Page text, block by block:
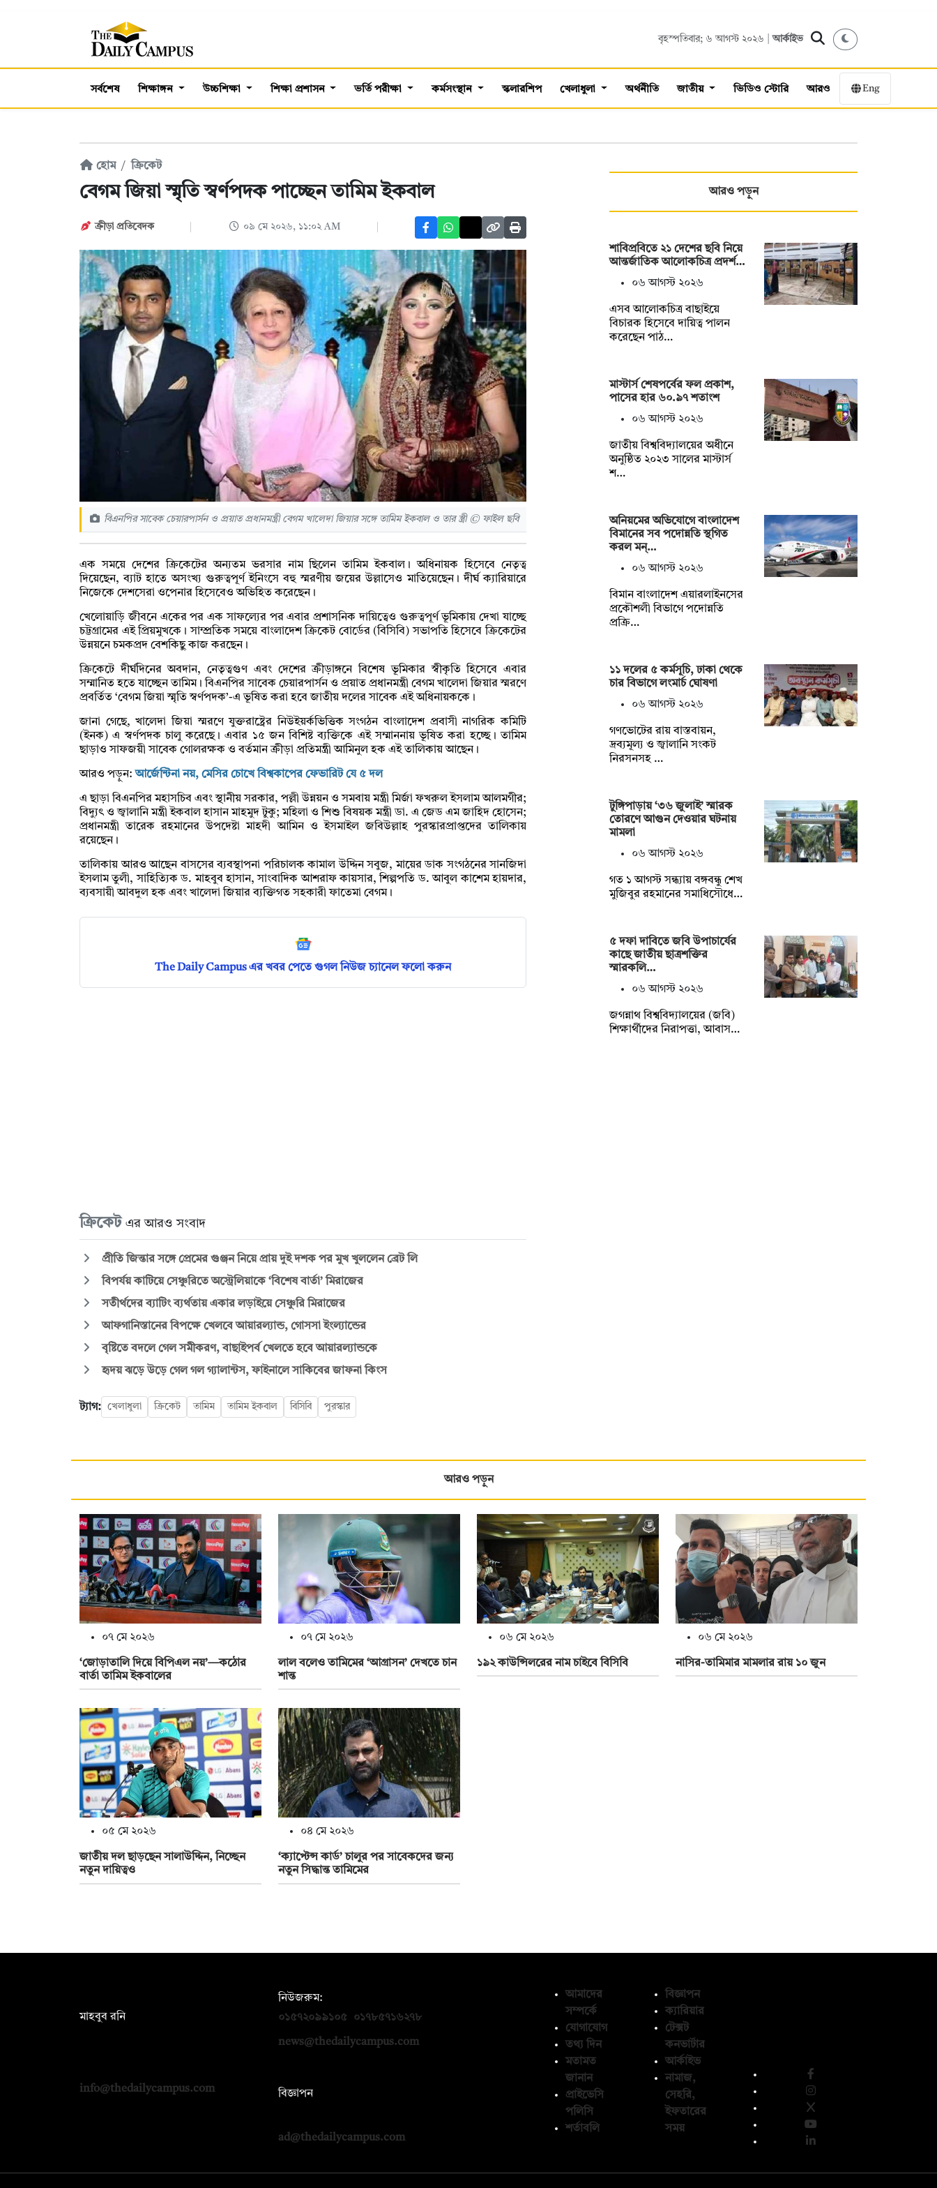
বৃহস্পতিবার; ৬ আগস্ট ২০২৬ |আর্কাইভ
সর্বশেষ শিক্ষাঙ্গন উচ্চশিক্ষা শিক্ষা প্রশাসন ভর্তি পরীক্ষা কর্মসংস্থান স্কলারশিপ খেলাধুলা অর্থনীতি জাতীয় ভিডিও স্টোরি আরও Eng
হোম ক্রিকেট
বেগম জিয়া স্মৃতি স্বর্ণপদক পাচ্ছেন তামিম ইকবাল
ক্রীড়া প্রতিবেদক ০৯ মে ২০২৬, ১১:০২ AM
বিএনপির সাবেক চেয়ারপার্সন ও প্রয়াত প্রধানমন্ত্রী বেগম খালেদা জিয়ার সঙ্গে তামিম ইকবাল ও তার স্ত্রী © ফাইল ছবি
এক সময়ে দেশের ক্রিকেটের অন্যতম ভরসার নাম ছিলেন তামিম ইকবাল। অধিনায়ক হিসেবে নেতৃত্ব
দিয়েছেন, ব্যাট হাতে অসংখ্য গুরুত্বপূর্ণ ইনিংসে বহু স্মরণীয় জয়ের উল্লাসেও মাতিয়েছেন। দীর্ঘ ক্যারিয়ারে
নিজেকে দেশসেরা ওপেনার হিসেবেও অভিহিত করেছেন।
খেলোয়াড়ি জীবনে একের পর এক সাফল্যের পর এবার প্রশাসনিক দায়িত্বেও গুরুত্বপূর্ণ ভূমিকায় দেখা যাচ্ছে
চট্টগ্রামের এই প্রিয়মুখকে। সাম্প্রতিক সময়ে বাংলাদেশ ক্রিকেট বোর্ডের (বিসিবি) সভাপতি হিসেবে ক্রিকেটের
উন্নয়নে চমকপ্রদ বেশকিছু কাজ করছেন।
ক্রিকেটে দীর্ঘদিনের অবদান, নেতৃত্বগুণ এবং দেশের ক্রীড়াঙ্গনে বিশেষ ভূমিকার স্বীকৃতি হিসেবে এবার
সম্মানিত হতে যাচ্ছেন তামিম। বিএনপির সাবেক চেয়ারপার্সন ও প্রয়াত প্রধানমন্ত্রী বেগম খালেদা জিয়ার স্মরণে
প্রবর্তিত ‘বেগম জিয়া স্মৃতি স্বর্ণপদক’-এ ভূষিত করা হবে জাতীয় দলের সাবেক এই অধিনায়ককে।
জানা গেছে, খালেদা জিয়া স্মরণে যুক্তরাষ্ট্রের নিউইয়র্কভিত্তিক সংগঠন বাংলাদেশ প্রবাসী নাগরিক কমিটি
(ইনক) এ স্বর্ণপদক চালু করেছে। এবার ১৫ জন বিশিষ্ট ব্যক্তিকে এই সম্মাননায় ভূষিত করা হচ্ছে। তামিম
ছাড়াও সাফজয়ী সাবেক গোলরক্ষক ও বর্তমান ক্রীড়া প্রতিমন্ত্রী আমিনুল হক এই তালিকায় আছেন।
আরও পড়ুন:আর্জেন্টিনা নয়, মেসির চোখে বিশ্বকাপের ফেভারিট যে ৫ দল
এ ছাড়া বিএনপির মহাসচিব এবং স্থানীয় সরকার, পল্লী উন্নয়ন ও সমবায় মন্ত্রী মির্জা ফখরুল ইসলাম আলমগীর;
বিদ্যুৎ ও জ্বালানি মন্ত্রী ইকবাল হাসান মাহমুদ টুকু; মহিলা ও শিশু বিষয়ক মন্ত্রী ডা. এ জেড এম জাহিদ হোসেন;
প্রধানমন্ত্রী তারেক রহমানের উপদেষ্টা মাহদী আমিন ও ইসমাইল জবিউল্লাহ পুরস্কারপ্রাপ্তদের তালিকায়
রয়েছেন।
তালিকায় আরও আছেন বাসসের ব্যবস্থাপনা পরিচালক কামাল উদ্দিন সবুজ, মায়ের ডাক সংগঠনের সানজিদা
ইসলাম তুলী, সাহিত্যিক ড. মাহবুব হাসান, সাংবাদিক আশরাফ কায়সার, শিল্পপতি ড. আবুল কাশেম হায়দার,
ব্যবসায়ী আবদুল হক এবং খালেদা জিয়ার ব্যক্তিগত সহকারী ফাতেমা বেগম।
The Daily Campus এর খবর পেতে গুগল নিউজ চ্যানেল ফলো করুন
ক্রিকেট এর আরও সংবাদ
প্রীতি জিন্তার সঙ্গে প্রেমের গুঞ্জন নিয়ে প্রায় দুই দশক পর মুখ খুললেন ব্রেট লি
বিপর্যয় কাটিয়ে সেঞ্চুরিতে অস্ট্রেলিয়াকে ‘বিশেষ বার্তা’ মিরাজের
সতীর্থদের ব্যাটিং ব্যর্থতায় একার লড়াইয়ে সেঞ্চুরি মিরাজের
আফগানিস্তানের বিপক্ষে খেলবে আয়ারল্যান্ড, গোসসা ইংল্যান্ডের
বৃষ্টিতে বদলে গেল সমীকরণ, বাছাইপর্ব খেলতে হবে আয়ারল্যান্ডকে
হৃদয় ঝড়ে উড়ে গেল গল গ্যালান্টস, ফাইনালে সাকিবের জাফনা কিংস
ট্যাগ: খেলাধুলা ক্রিকেট তামিম তামিম ইকবাল বিসিবি পুরস্কার
আরও পড়ুন
শাবিপ্রবিতে ২১ দেশের ছবি নিয়ে
আন্তর্জাতিক আলোকচিত্র প্রদর্শ…
০৬ আগস্ট ২০২৬
এসব আলোকচিত্র বাছাইয়ে
বিচারক হিসেবে দায়িত্ব পালন
করেছেন পাঠ…
মাস্টার্স শেষপর্বের ফল প্রকাশ,
পাসের হার ৬০.৯৭ শতাংশ
০৬ আগস্ট ২০২৬
জাতীয় বিশ্ববিদ্যালয়ের অধীনে
অনুষ্ঠিত ২০২৩ সালের মাস্টার্স
শ…
অনিয়মের অভিযোগে বাংলাদেশ
বিমানের সব পদোন্নতি স্থগিত
করল মন্…
০৬ আগস্ট ২০২৬
বিমান বাংলাদেশ এয়ারলাইনসের
প্রকৌশলী বিভাগে পদোন্নতি
প্রক্রি…
১১ দলের ৫ কর্মসূচি, ঢাকা থেকে
চার বিভাগে লংমার্চ ঘোষণা
০৬ আগস্ট ২০২৬
গণভোটের রায় বাস্তবায়ন,
দ্রব্যমূল্য ও জ্বালানি সংকট
নিরসনসহ …
টুঙ্গিপাড়ায় ‘৩৬ জুলাই’ স্মারক
তোরণে আগুন দেওয়ার ঘটনায়
মামলা
০৬ আগস্ট ২০২৬
গত ১ আগস্ট সন্ধ্যায় বঙ্গবন্ধু শেখ
মুজিবুর রহমানের সমাধিসৌধে…
৫ দফা দাবিতে জবি উপাচার্যের
কাছে জাতীয় ছাত্রশক্তির
স্মারকলি…
০৬ আগস্ট ২০২৬
জগন্নাথ বিশ্ববিদ্যালয়ের (জবি)
শিক্ষার্থীদের নিরাপত্তা, আবাস…
আরও পড়ুন
০৭ মে ২০২৬
‘জোড়াতালি দিয়ে বিপিএল নয়’—কঠোর
বার্তা তামিম ইকবালের
০৭ মে ২০২৬
লাল বলেও তামিমের ‘আগ্রাসন’ দেখতে চান
শান্ত
০৬ মে ২০২৬
১৯২ কাউন্সিলরের নাম চাইবে বিসিবি
০৬ মে ২০২৬
নাসির-তামিমার মামলার রায় ১০ জুন
০৫ মে ২০২৬
জাতীয় দল ছাড়ছেন সালাউদ্দিন, নিচ্ছেন
নতুন দায়িত্বও
০৪ মে ২০২৬
‘ক্যাপ্টেন্স কার্ড’ চালুর পর সাবেকদের জন্য
নতুন সিদ্ধান্ত তামিমের
মাহবুব রনি
info@thedailycampus.com
নিউজরুম:
০১৫৭২০৯৯১০৫
০১৭৮৫৭১৬২৭৮
news@thedailycampus.com
বিজ্ঞাপন
ad@thedailycampus.com
আমাদের
সম্পর্কে
যোগাযোগ
তথ্য দিন
মতামত
জানান
প্রাইভেসি
পলিসি
শর্তাবলি
বিজ্ঞাপন
ক্যারিয়ার
টেক্সট
কনভার্টার
আর্কাইভ
নামাজ,
সেহরি,
ইফতারের
সময়